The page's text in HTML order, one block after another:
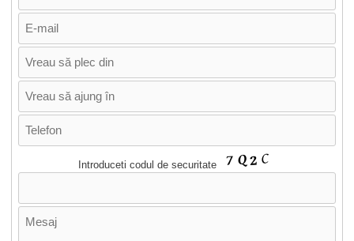
Introduceti codul de securitate